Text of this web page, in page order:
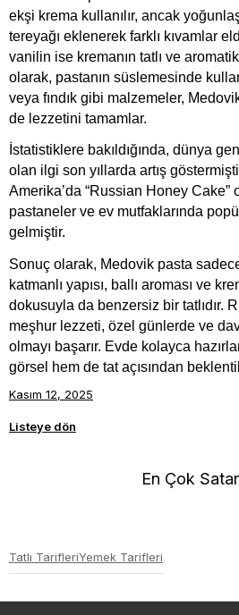
ekşi krema kullanılır, ancak
tereyağı eklenerek farklı kıvamlar
vanilin ise kremanın tatlı ve
olarak, pastanın süslemesinde
veya fındık gibi malzemeler,
de lezzetini tamamlar.
İstatistiklere bakıldığında, dünya
olan ilgi son yıllarda artış
Amerika’da “Russian Honey Cake”
pastaneler ve ev mutfaklarında
gelmiştir.
Sonuç olarak, Medovik pasta
katmanlı yapısı, ballı aroması ve
dokusuyla da benzersiz bir tatlıdır.
meşhur lezzeti, özel günlerde ve
olmayı başarır. Evde kolayca
görsel hem de tat açısından
Kasım 12, 2025
Listeye dön
En Çok
Tatlı TarifleriYemek Tarifleri